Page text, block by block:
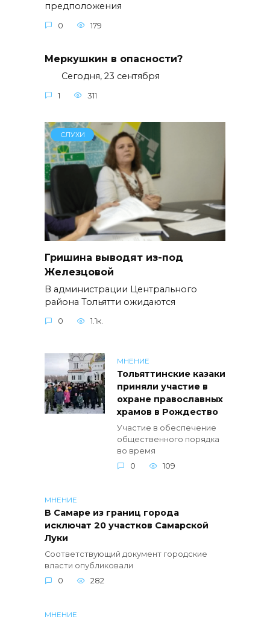
предположения
0 179
Меркушкин в опасности?
Сегодня, 23 сентября
1 311
СЛУХИ
Гришина выводят из-под
Железцовой
В администрации Центрального
района Тольятти ожидаются
0 1.1к.
МНЕНИЕ
Тольяттинские казаки
приняли участие в
охране православных
храмов в Рождество
Участие в обеспечение
общественного порядка
во время
0
109
МНЕНИЕ
В Самаре из границ города
исключат 20 участков Самарской
Луки
Соответствующий документ городские
власти опубликовали
0
282
МНЕНИЕ